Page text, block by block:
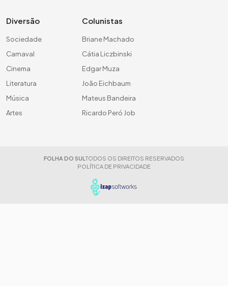
Diversão
Sociedade
Carnaval
Cinema
Literatura
Música
Artes
Colunistas
Briane Machado
Cátia Liczbinski
Edgar Muza
João Eichbaum
Mateus Bandeira
Ricardo Peró Job
FOLHA DO SUL TODOS OS DIREITOS RESERVADOS
POLÍTICA DE PRIVACIDADE